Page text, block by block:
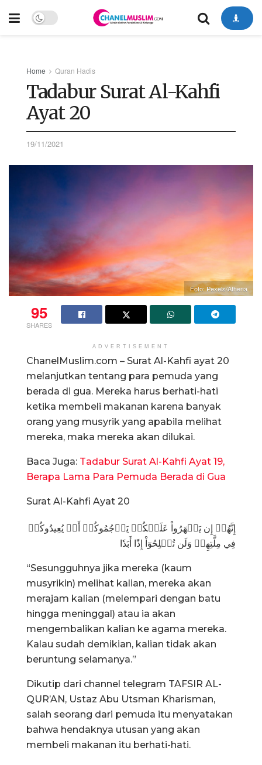
Home Quran Hadis
Tadabur Surat Al-Kahfi
Ayat 20
19/11/2021
Foto: Pexels/Athena
95
SHARES
ADVERTISEMENT
ChanelMuslim.com – Surat Al-Kahfi ayat 20
melanjutkan tentang para pemuda yang
berada di gua. Mereka harus berhati-hati
ketika membeli makanan karena banyak
orang yang musyrik yang apabila melihat
mereka, maka mereka akan dilukai.
Baca Juga: Tadabur Surat Al-Kahfi Ayat 19,
Berapa Lama Para Pemuda Berada di Gua
Surat Al-Kahfi Ayat 20
إِنَّهُمۡ إِن يَظۡهَرُواْ عَلَيۡكُمۡ يَرۡجُمُوكُمۡ أَوۡ يُعِيدُوكُمۡ
فِي مِلَّتِهِمۡ وَلَن تُفۡلِحُوٓاْ إِذًا أَبَدٗا
“Sesungguhnya jika mereka (kaum
musyrikin) melihat kalian, mereka akan
merajam kalian (melempari dengan batu
hingga meninggal) atau ia akan
mengembalikan kalian ke agama mereka.
Kalau sudah demikian, kalian tidak akan
beruntung selamanya.”
Dikutip dari channel telegram TAFSIR AL-
QUR’AN, Ustaz Abu Utsman Kharisman,
salah seorang dari pemuda itu menyatakan
bahwa hendaknya utusan yang akan
membeli makanan itu berhati-hati.